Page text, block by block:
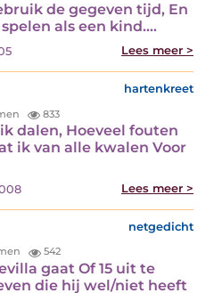
de gegeven tijd, En
als een kind.…
Lees meer >
hartenkreet
833
dalen, Hoeveel fouten
ik van alle kwalen Voor
Lees meer >
netgedicht
542
gaat Of 15 uit te
die hij wel/niet heeft